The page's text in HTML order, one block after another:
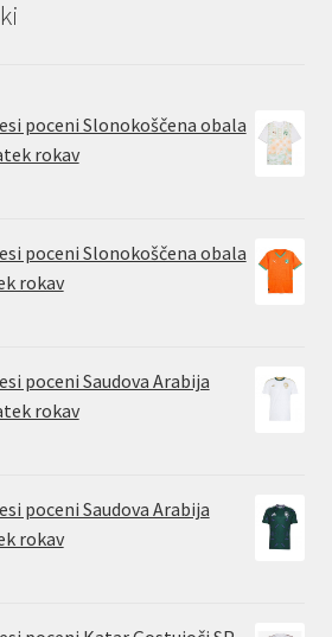
poceni Slonokoščena obala
rokav
poceni Slonokoščena obala
rokav
poceni Saudova Arabija
rokav
poceni Saudova Arabija
rokav